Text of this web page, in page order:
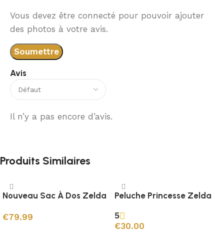
Avis
Il n’y a pas encore d’avis.
Vous devez être connecté pour pouvoir ajouter
des photos à votre avis.
Produits Similaires
Nouveau Sac À Dos Zelda
€79.99
Peluche Princesse Zelda
5
€30.00